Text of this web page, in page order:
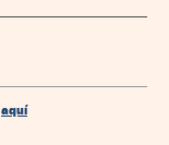
aquí